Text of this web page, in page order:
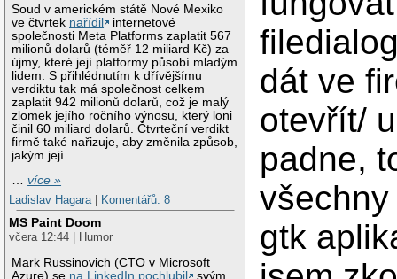
Soud v americkém státě Nové Mexiko
ve čtvrtek nařídil
internetové
společnosti Meta Platforms zaplatit 567
milionů dolarů (téměř 12 miliard Kč) za
újmy, které její platformy působí mladým
lidem. S přihlédnutím k dřívějšímu
verdiktu tak má společnost celkem
zaplatit 942 milionů dolarů, což je malý
zlomek jejího ročního výnosu, který loni
činil 60 miliard dolarů. Čtvrteční verdikt
firmě také nařizuje, aby změnila způsob,
jakým její
…více »
Ladislav Hagara
Komentářů: 8
MS Paint Doom
včera 12:44 | Humor
Mark Russinovich (CTO v Microsoft
Azure) se na LinkedIn pochlubil
svým
dát ve
otevřít/
padne,
gtk